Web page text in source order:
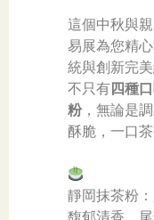
這個中秋與
易展為您精
統與創新完美
不只有四種
粉，無論是
酥脆，一口
靜岡抹茶粉